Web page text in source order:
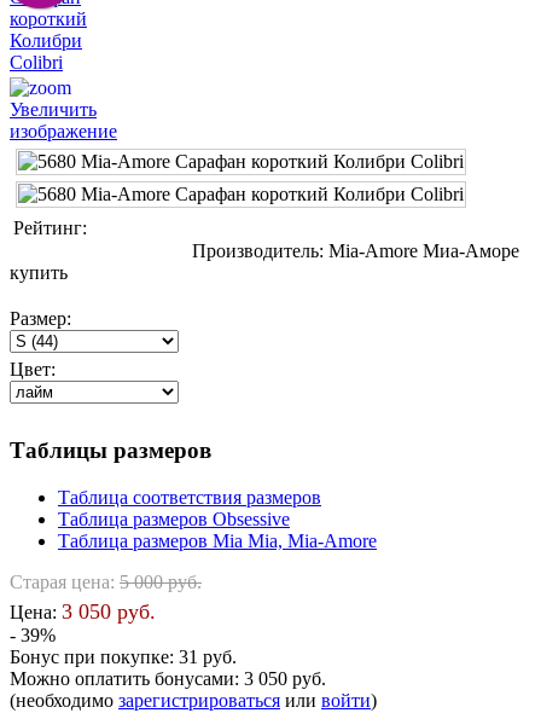
Увеличить
изображение
Рейтинг:
Производитель: Mia-Amore Миа-Аморе
купить
Размер:
Цвет:
Таблицы размеров
Таблица соответствия размеров
Таблица размеров Obsessive
Таблица размеров Mia Mia, Mia-Amore
Старая цена: 5 000 руб.
Цена: 3 050 руб.
- 39%
Бонус при покупке: 31 руб.
Можно оплатить бонусами: 3 050 руб.
(необходимо зарегистрироваться или войти)